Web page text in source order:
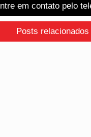
em contato pelo
Posts relacionados